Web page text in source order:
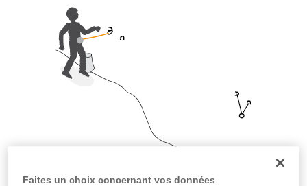
Faites un choix concernant vos données